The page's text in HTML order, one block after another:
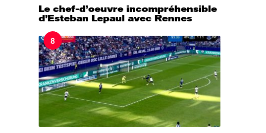
Le chef-d’oeuvre incompréhensible
d’Esteban Lepaul avec Rennes
8